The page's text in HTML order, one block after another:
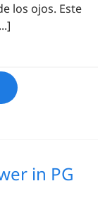
los ojos. Este
in PG